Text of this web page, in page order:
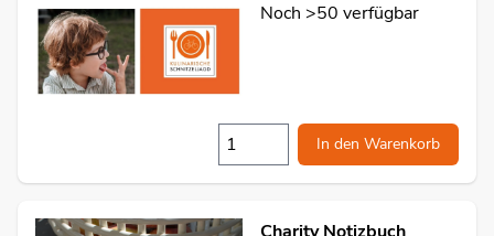
Noch >50 verfügbar
In den Warenkorb